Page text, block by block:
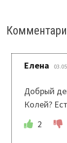
Елена
Добрый
Колей?
2